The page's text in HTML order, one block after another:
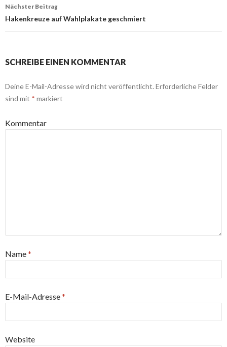
Nächster Beitrag
Hakenkreuze auf Wahlplakate geschmiert
SCHREIBE EINEN KOMMENTAR
Deine E-Mail-Adresse wird nicht veröffentlicht. Erforderliche Felder
sind mit * markiert
Kommentar
Name*
E-Mail-Adresse*
Website